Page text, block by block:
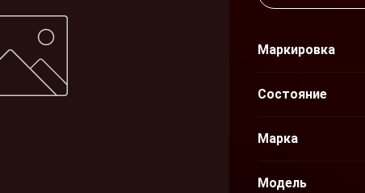
Маркировка
Состояние
Марка
Модель